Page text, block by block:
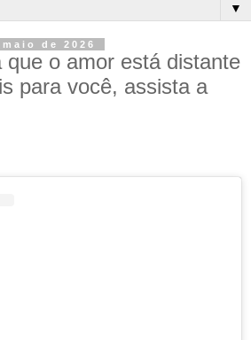
▼
de 2026
que o amor está distante
para você, assista a